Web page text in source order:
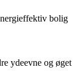
bolig
ydeevne og øget